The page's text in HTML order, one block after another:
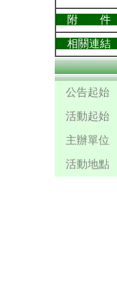
附 件
相關連結
公告起始
活動起始
主辦單位
活動地點